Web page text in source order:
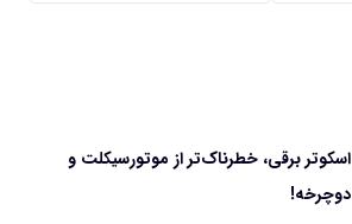
اسکوتر برقی، خطرناک‌تر از موتورسیکلت و
دوچرخه!